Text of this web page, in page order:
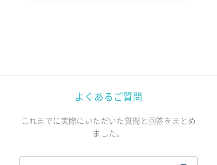
よくあるご質問
これまでに実際にいただいた質問と回答をまとめ
ました。